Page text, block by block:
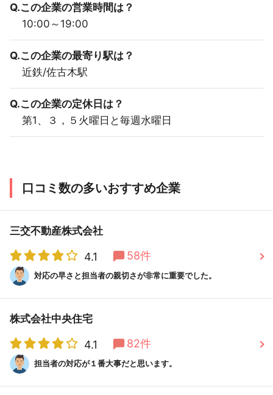
Q.この企業の営業時間は？
10:00～19:00
Q.この企業の最寄り駅は？
近鉄/佐古木駅
Q.この企業の定休日は？
第1、３，５火曜日と毎週水曜日
口コミ数の多いおすすめ企業
三交不動産株式会社
4.1 58件
対応の早さと担当者の親切さが非常に重要でした。
株式会社中央住宅
4.1 82件
担当者の対応が１番大事だと思います。